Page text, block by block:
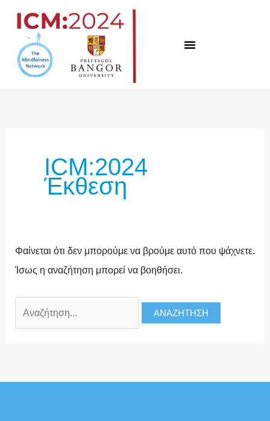
περιεχόμενο
ICM:2024
Έκθεση
Φαίνεται ότι δεν μπορούμε να βρούμε αυτό που ψάχνετε.
Ίσως η αναζήτηση μπορεί να βοηθήσει.